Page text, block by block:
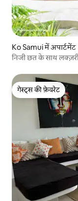
Ko Samui में अपार्टमेंट
निजी छत के साथ
गेस्ट्स की फ़ेवरेट
गेस्ट्स की फ़ेवरेट